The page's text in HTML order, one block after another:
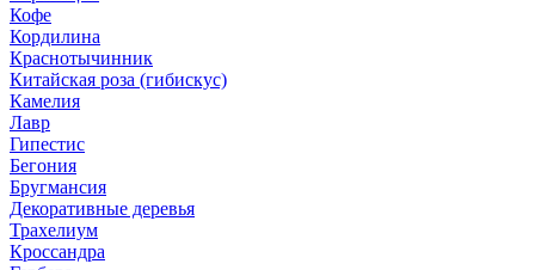
Кофе
Кордилина
Краснотычинник
Китайская роза (гибискус)
Камелия
Лавр
Гипестис
Бегония
Бругмансия
Декоративные деревья
Трахелиум
Кроссандра